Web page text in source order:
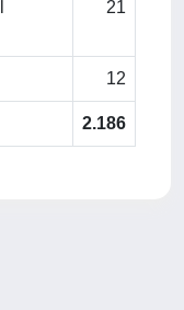
21
12
2.186